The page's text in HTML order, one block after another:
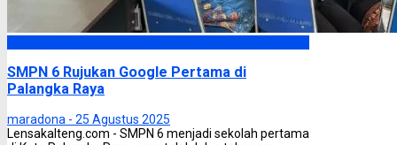
SMPN 6 Rujukan Google Pertama di
Palangka Raya
maradona - 25 Agustus 2025
Lensakalteng.com - SMPN 6 menjadi sekolah pertama